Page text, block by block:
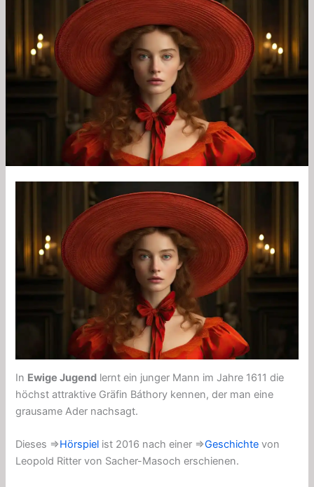
In Ewige Jugend lernt ein junger Mann im Jahre 1611 die
höchst attraktive Gräfin Báthory kennen, der man eine
grausame Ader nachsagt.
Dieses ⇒Hörspiel ist 2016 nach einer ⇒Geschichte von
Leopold Ritter von Sacher-Masoch erschienen.